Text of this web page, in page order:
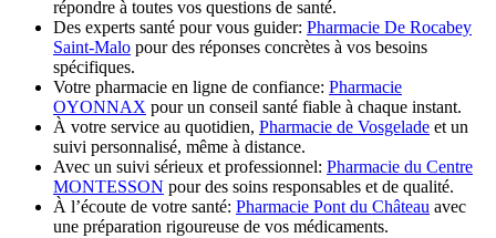
répondre à toutes vos questions de santé.
Des experts santé pour vous guider: Pharmacie De Rocabey
Saint-Malo pour des réponses concrètes à vos besoins
spécifiques.
Votre pharmacie en ligne de confiance: Pharmacie
OYONNAX pour un conseil santé fiable à chaque instant.
À votre service au quotidien, Pharmacie de Vosgelade et un
suivi personnalisé, même à distance.
Avec un suivi sérieux et professionnel: Pharmacie du Centre
MONTESSON pour des soins responsables et de qualité.
À l’écoute de votre santé: Pharmacie Pont du Château avec
une préparation rigoureuse de vos médicaments.